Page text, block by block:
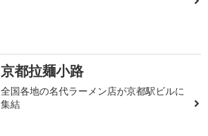
京都拉麺小路
全国各地の名代ラーメン店が京都駅ビルに
集結